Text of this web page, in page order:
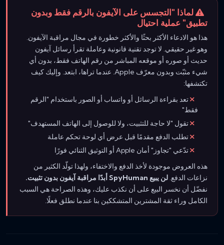
لماذا "التجسس على الآيفون بالرقم فقط وبدون
تطبيق" عملية احتيال
هذا هو الادعاء الأكثر بحثًا والأكثر خطورة في مجال مراقبة الآيفون.
وهو غير حقيقي. لا توجد تقنية قانونية وعاملة تقرأ رسائل آيفون
حديث أو صوره أو موقعه المباشر من رقم الهاتف فقط، بدون أي
شيء مثبّت وبدون معرّف Apple. عندما تراها، ابتعد. وإليك كيف
تكتشفها:
تعد بقراءة الرسائل أو واتساب أو الصور باستخدام "الرقم
فقط"
تقول "لا حاجة للتثبيت، ولا للوصول إلى الهاتف المستهدف"
تطلب الدفع مقدمًا قبل عرض أي لوحة تحكم عاملة
تدّعي "تجاوز" أمان Apple أو التوثيق الثنائي فورًا
هذه العروض موجودة لأخذ الدفع والاختفاء، ولهذا تولّد الكثير من
نزاعات الدفع. لن يبيع SpyHuman أبدًا مراقبة آيفون بدون تثبيت.
نفضّل أن نخسر البيع على أن نكذب عليك، وهذه الصراحة هي السبب
الكامل وراء ثقة المشترين المتشككين بنا عندما نطلق فعلًا.